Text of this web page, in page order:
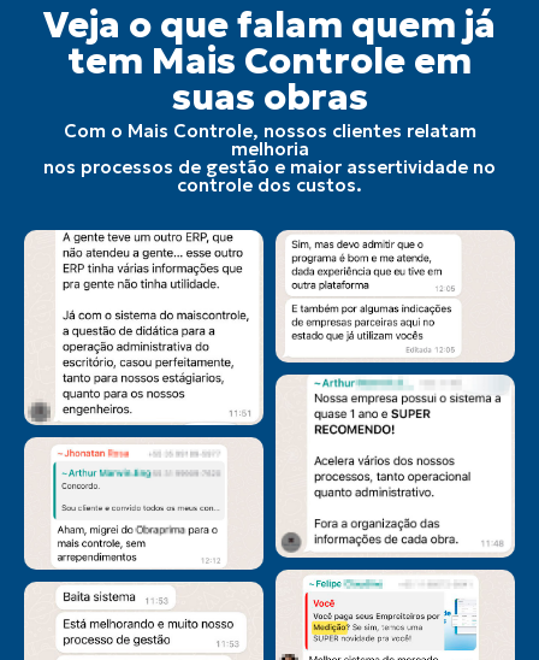
Veja o que falam quem já
tem Mais Controle em
suas obras
Com o Mais Controle, nossos clientes relatam
melhoria
nos processos de gestão e maior assertividade no
controle dos custos.